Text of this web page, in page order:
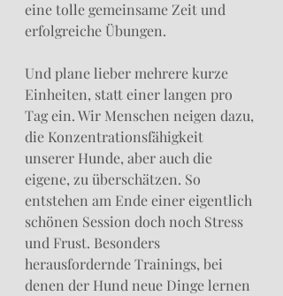
eine tolle gemeinsame Zeit und
erfolgreiche Übungen.
Und plane lieber mehrere kurze
Einheiten, statt einer langen pro
Tag ein. Wir Menschen neigen dazu,
die Konzentrationsfähigkeit
unserer Hunde, aber auch die
eigene, zu überschätzen. So
entstehen am Ende einer eigentlich
schönen Session doch noch Stress
und Frust. Besonders
herausfordernde Trainings, bei
denen der Hund neue Dinge lernen